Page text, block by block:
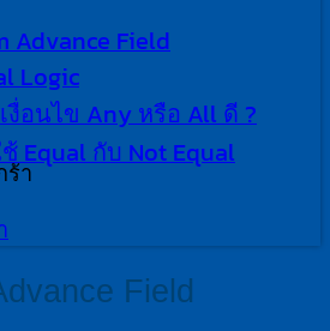
ร้า
Advance Field
Logic
งื่อนไข Any หรือ All ดี ?
Equal กับ Not Equal
Field